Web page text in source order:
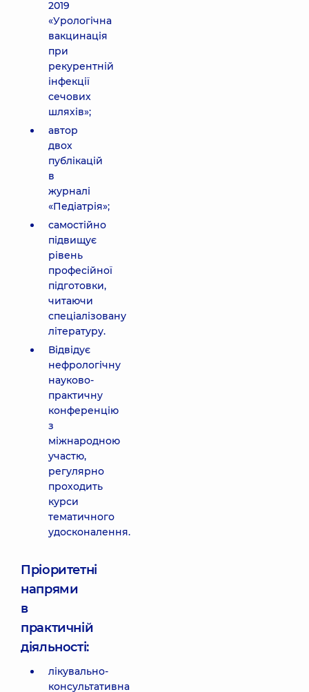
2019
«Урологічна
вакцинація
при
рекурентній
інфекції
сечових
шляхів»;
автор
двох
публікацій
в
журналі
«Педіатрія»;
самостійно
підвищує
рівень
професійної
підготовки,
читаючи
спеціалізовану
літературу.
Відвідує
нефрологічну
науково-
практичну
конференцію
з
міжнародною
участю,
регулярно
проходить
курси
тематичного
удосконалення.
Пріоритетні
напрями
в
практичній
діяльності:
лікувально-
консультативна